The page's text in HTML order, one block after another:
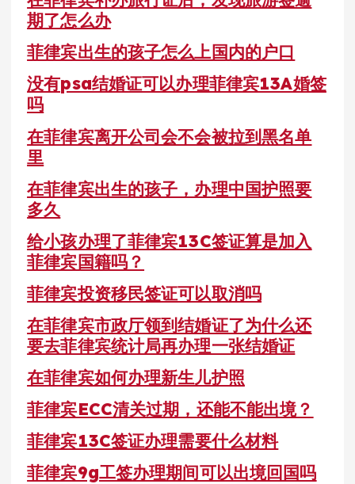
期了怎么办
菲律宾出生的孩子怎么上国内的户口
没有psa结婚证可以办理菲律宾13A婚签
吗
在菲律宾离开公司会不会被拉到黑名单
里
在菲律宾出生的孩子，办理中国护照要
多久
给小孩办理了菲律宾13C签证算是加入
菲律宾国籍吗？
菲律宾投资移民签证可以取消吗
在菲律宾市政厅领到结婚证了为什么还
要去菲律宾统计局再办理一张结婚证
在菲律宾如何办理新生儿护照
菲律宾ECC清关过期，还能不能出境？
菲律宾13C签证办理需要什么材料
菲律宾9g工签办理期间可以出境回国吗